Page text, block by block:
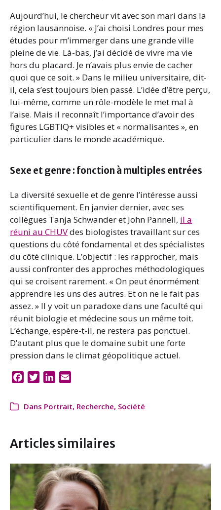
Aujourd’hui, le chercheur vit avec son mari dans la
région lausannoise. « J’ai choisi Londres pour mes
études pour m’immerger dans une grande ville
pleine de vie. Là-bas, j’ai décidé de vivre ma vie
hors du placard. Je n’avais plus envie de cacher
quoi que ce soit. » Dans le milieu universitaire, dit-
il, cela s’est toujours bien passé. L’idée d’être perçu,
lui-même, comme un rôle-modèle le met mal à
l’aise. Mais il reconnaît l’importance d’avoir des
figures LGBTIQ+ visibles et « normalisantes », en
particulier dans le monde académique.
Sexe et genre : fonction à multiples entrées
La diversité sexuelle et de genre l’intéresse aussi
scientifiquement. En janvier dernier, avec ses
collègues Tanja Schwander et John Pannell, il a
réuni au CHUVdes biologistes travaillant sur ces
questions du côté fondamental et des spécialistes
du côté clinique. L’objectif : les rapprocher, mais
aussi confronter des approches méthodologiques
qui se croisent rarement. « On peut énormément
apprendre les uns des autres. Et on ne le fait pas
assez. » Il y voit un paradoxe dans une faculté qui
réunit biologie et médecine sous un même toit.
L’échange, espère-t-il, ne restera pas ponctuel.
D’autant plus que le domaine subit une forte
pression dans le climat géopolitique actuel.
e
o
t
e
r
k
i
Dans Portrait, Recherche, Société
Articles similaires